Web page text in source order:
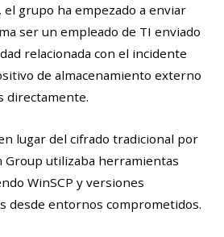
grupo ha empezado a enviar
ser un empleado de TI enviado
relacionada con el incidente
de almacenamiento externo
directamente.
lugar del cifrado tradicional por
Group utilizaba herramientas
WinSCP y versiones
desde entornos comprometidos.